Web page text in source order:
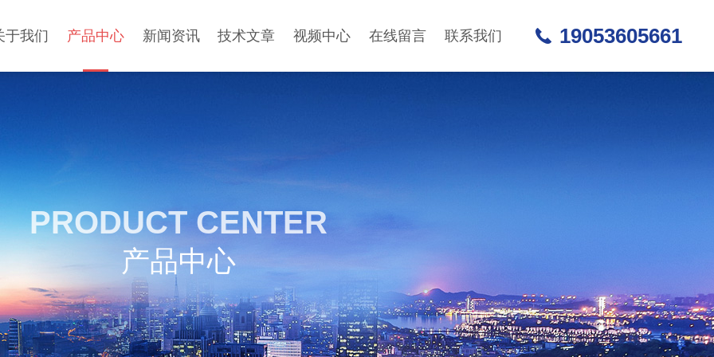
于我们 产品中心 新闻资讯 技术文章 视频中心 在线留言 联系我们 19053605661
PRODUCT CENTER
产品中心